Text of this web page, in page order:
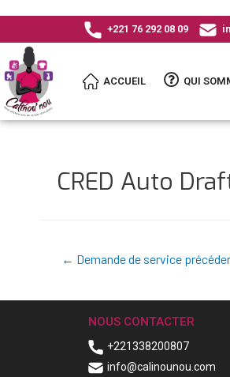
+221 76 292 08 09
ACCUEIL QUI
CRED Auto
← Demande de service
NOUS CONTACTER
+221338200807
info@calinounou.com